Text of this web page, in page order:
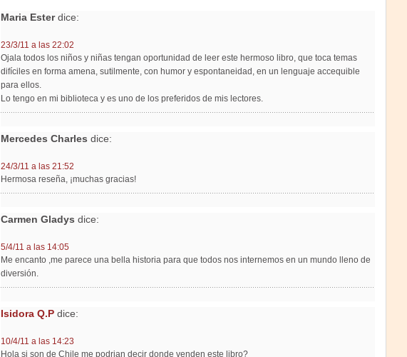
Maria Esterdice:
23/3/11 a las 22:02
Ojala todos los niños y niñas tengan oportunidad de leer este hermoso libro, que toca temas
difíciles en forma amena, sutilmente, con humor y espontaneidad, en un lenguaje accequible
para ellos.
Lo tengo en mi biblioteca y es uno de los preferidos de mis lectores.
Mercedes Charles dice:
24/3/11 a las 21:52
Hermosa reseña, ¡muchas gracias!
Carmen Gladys dice:
5/4/11 a las 14:05
Me encanto ,me parece una bella historia para que todos nos internemos en un mundo lleno de
diversión.
Isidora Q.Pdice:
10/4/11 a las 14:23
Hola si son de Chile me podrian decir donde venden este libro?